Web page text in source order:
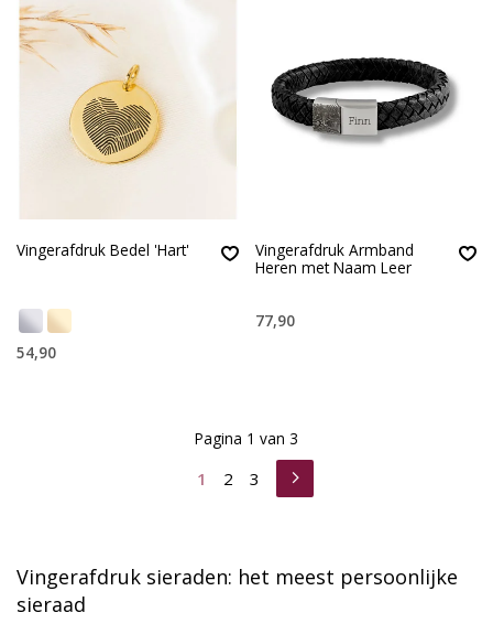
Vingerafdruk Bedel 'Hart'
54,90
Vingerafdruk Armband
Heren met Naam Leer
77,90
1 2 3
Pagina 1 van 3
Vingerafdruk sieraden: het meest persoonlijke
sieraad